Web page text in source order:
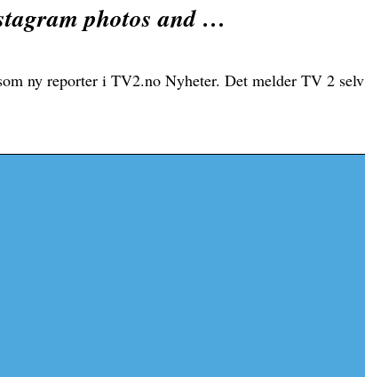
photos and …
ny reporter i TV2.no Nyheter. Det melder TV 2 selv